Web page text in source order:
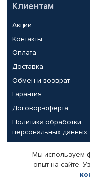
Клиентам
Акции
Контакты
Оплата
Доставка
Обмен и возврат
Гарантия
Договор-оферта
Политика обработки
персональных данных
Партнерам
Корпоративным
Мы используем
опыт на сайте.